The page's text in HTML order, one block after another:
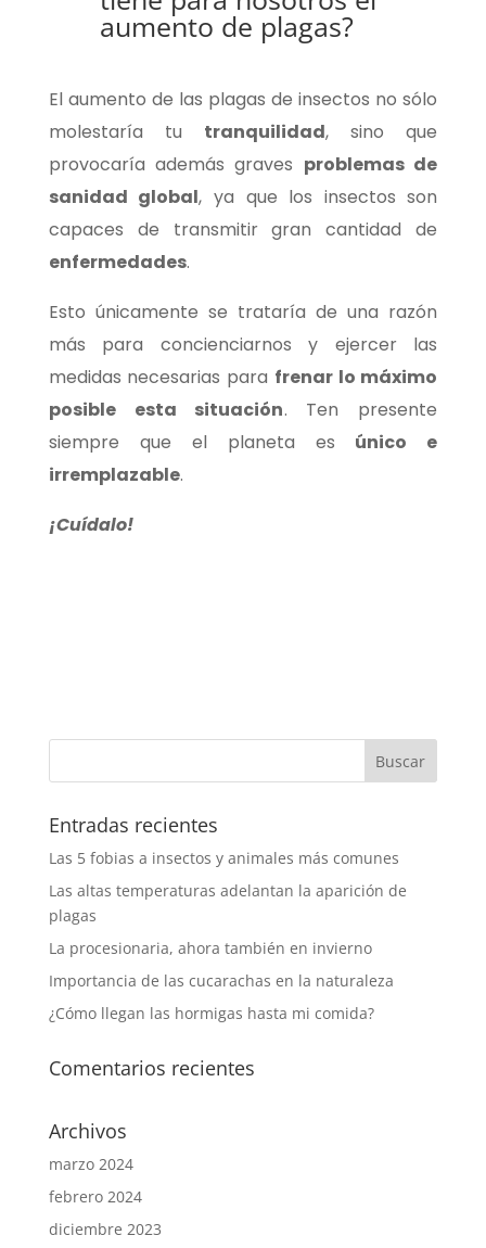
aumento de plagas?
El aumento de las plagas de insectos no sólo
molestaría tu tranquilidad, sino que
provocaría además graves problemas de
sanidad global, ya que los insectos son
capaces de transmitir gran cantidad de
enfermedades.
Esto únicamente se trataría de una razón
más para concienciarnos y ejercer las
medidas necesarias para frenar lo máximo
posible esta situación. Ten presente
siempre que el planeta es único e
irremplazable.
¡Cuídalo!
Entradas recientes
Las 5 fobias a insectos y animales más comunes
Las altas temperaturas adelantan la aparición de
plagas
La procesionaria, ahora también en invierno
Importancia de las cucarachas en la naturaleza
¿Cómo llegan las hormigas hasta mi comida?
Comentarios recientes
Archivos
marzo 2024
febrero 2024
diciembre 2023